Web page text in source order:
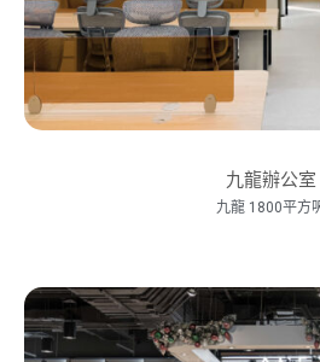
九龍辦公室
九龍 1800平方